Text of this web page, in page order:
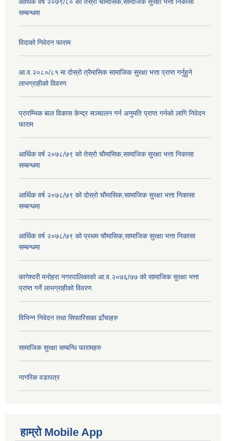
आर्थिक वर्ष २०७९/८० को तेस्रो चौमासिक,सामाजिक सुरक्षा भत्ता निकासा
सम्बन्धमा
विदाको निवेदन फाराम
आ.व.२०८०/८१ मा दोस्रो त्रैमासिक सामाजिक सुरक्षा भत्ता प्राप्त गर्नुहुने
लाभग्राहीको विवरण
प्रारम्भिक बाल विकास केन्द्र सञ्चालन गर्न अनुमति प्राप्त गर्नको लागि निवेदन
फाराम
आर्थिक वर्ष २०७८/७९ को तेस्रो चौमासिक,सामाजिक सुरक्षा भत्ता निकासा
सम्बन्धमा
आर्थिक वर्ष २०७८/७९ को दोस्रो चौमासिक,सामाजिक सुरक्षा भत्ता निकासा
सम्बन्धमा
आर्थिक वर्ष २०७८/७९ को प्रथम चौमासिक,सामाजिक सुरक्षा भत्ता निकासा
सम्बन्धमा
कागेश्वरी मनोहरा नगरपालिकाको आ.व.२०७६/७७ को सामाजिक सुरक्षा भत्ता
प्राप्त गर्ने लाभग्राहीको विवरण
विभिन्न निवेदन तथा सिफारिसका ढाँचाहरु
सामाजिक सुरक्षा सम्बन्धि फारामहरु
नागरिक वडापत्र
हाम्रो Mobile App